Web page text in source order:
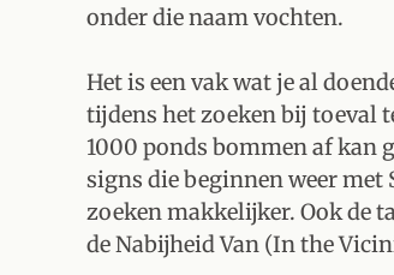
onder die naam vochten.
Het is een vak wat je al
tijdens het zoeken bij toeval
1000 ponds bommen af kan
signs die beginnen weer
zoeken makkelijker. Ook de
de Nabijheid Van (In the